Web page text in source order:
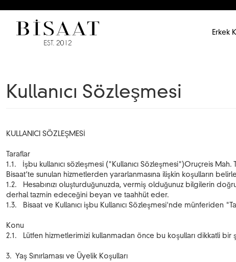
Erkek
Kullanıcı Sözleşmesi
KULLANICI SÖZLEŞMESİ
Taraflar
1.1. İşbu kullanıcı sözleşmesi ("Kullanıcı Sözleşmesi")Oruçreis Mah.
Bisaat’te sunulan hizmetlerden yararlanmasına ilişkin koşulların
1.2. Hesabınızı oluşturduğunuzda, vermiş olduğunuz bilgilerin
derhal tazmin edeceğini beyan ve taahhüt eder.
1.3. Bisaat ve Kullanıcı işbu Kullanıcı Sözleşmesi'nde münferiden
Konu
2.1. Lütfen hizmetlerimizi kullanmadan önce bu koşulları dikkatli bir
3. Yaş Sınırlaması ve Üyelik Koşulları